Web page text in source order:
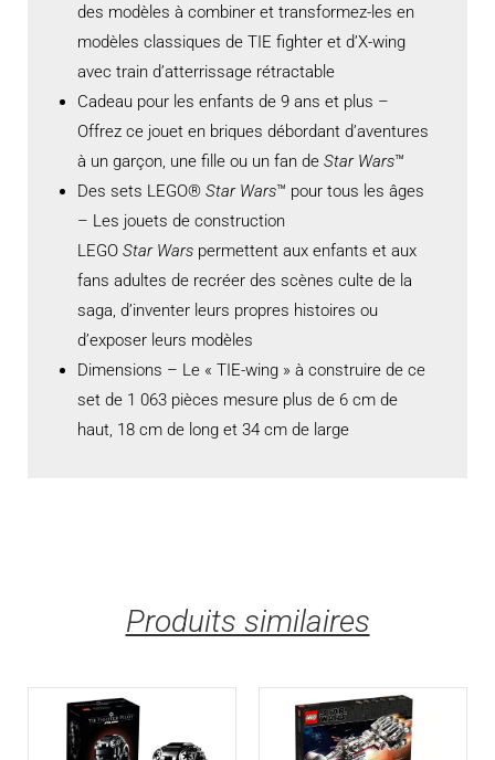
des modèles à combiner et transformez-les en
modèles classiques de TIE fighter et d’X-wing
avec train d’atterrissage rétractable
Cadeau pour les enfants de 9 ans et plus –
Offrez ce jouet en briques débordant d’aventures
à un garçon, une fille ou un fan de Star Wars™
Des sets LEGO® Star Wars™ pour tous les âges
– Les jouets de construction
LEGO Star Wars permettent aux enfants et aux
fans adultes de recréer des scènes culte de la
saga, d’inventer leurs propres histoires ou
d’exposer leurs modèles
Dimensions – Le « TIE-wing » à construire de ce
set de 1 063 pièces mesure plus de 6 cm de
haut, 18 cm de long et 34 cm de large
Produits similaires